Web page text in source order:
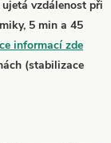
vzdálenost při
5 min a 45
informací zde
(stabilizace